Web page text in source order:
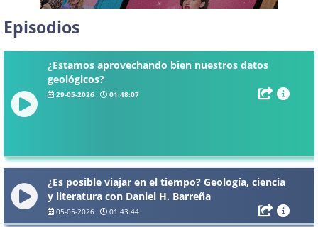
Episodios
¿Estamos aprovechando bien nuestros datos
geológicos?
29-05-2026 01:48:07
¿Es posible viajar en el tiempo? Geología, ciencia
y literatura con Daniel H. Barreña
05-05-2026 01:43:44